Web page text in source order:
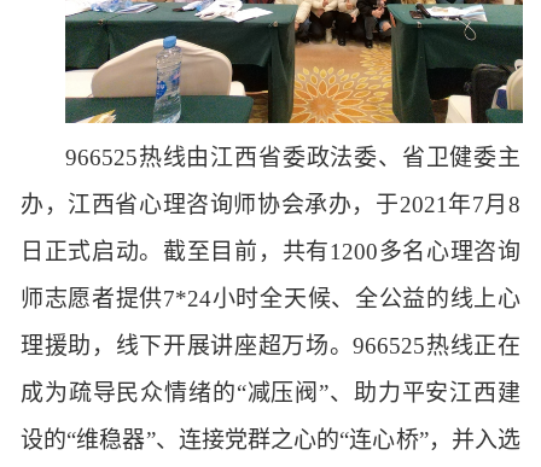
966525热线由江西省委政法委、省卫健委主
办，江西省心理咨询师协会承办，于2021年7月8
日正式启动。截至目前，共有1200多名心理咨询
师志愿者提供7*24小时全天候、全公益的线上心
理援助，线下开展讲座超万场。966525热线正在
成为疏导民众情绪的“减压阀”、助力平安江西建
设的“维稳器”、连接党群之心的“连心桥”，并入选